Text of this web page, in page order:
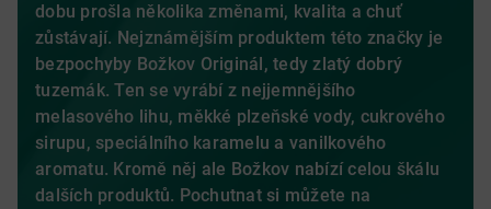
dobu prošla několika změnami, kvalita a chuť
zůstávají. Nejznámějším produktem této značky je
bezpochyby Božkov Originál, tedy zlatý dobrý
tuzemák. Ten se vyrábí z nejjemnějšího
melasového lihu, měkké plzeňské vody, cukrového
sirupu, speciálního karamelu a vanilkového
aromatu. Kromě něj ale Božkov nabízí celou škálu
dalších produktů. Pochutnat si můžete na